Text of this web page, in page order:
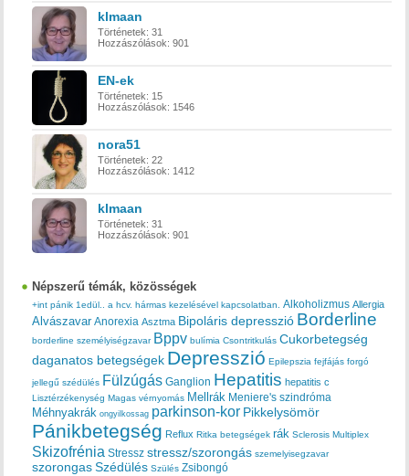
klmaan
Történetek: 31
Hozzászólások: 901
EN-ek
Történetek: 15
Hozzászólások: 1546
nora51
Történetek: 22
Hozzászólások: 1412
klmaan
Történetek: 31
Hozzászólások: 901
Népszerű témák, közösségek
+int pánik 1edül.. a hcv. hármas kezelésével kapcsolatban. Alkoholizmus Allergia
Alvászavar Anorexia Asztma Bipoláris depresszió Borderline
borderline személyiségzavar Bppv bulímia Csontritkulás Cukorbetegség
daganatos betegségek Depresszió Epilepszia fejfájás forgó
jellegű szédülés Fülzúgás Ganglion Hepatitis hepatitis c
Lisztérzékenység Magas vérnyomás Mellrák Meniere's szindróma
Méhnyakrák ongyilkossag parkinson-kor Pikkelysömör
Pánikbetegség Reflux Ritka betegségek rák Sclerosis Multiplex
Skizofrénia Stressz stressz/szorongás szemelyisegzavar
szorongas Szédülés Szülés Zsibongó